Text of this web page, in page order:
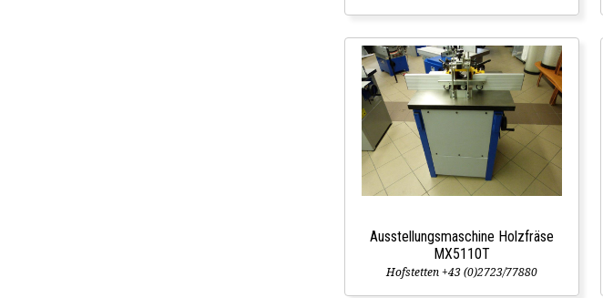
Ausstellungsmaschine Holzfräse
MX5110T
Hofstetten +43 (0)2723/77880